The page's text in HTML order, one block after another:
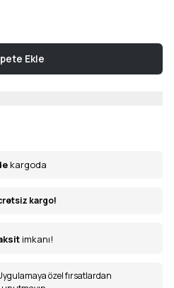
Ekle
kargoda
kargo!
imkanı!
özel fırsatlardan